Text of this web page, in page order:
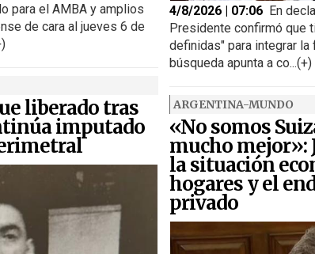
para el AMBA y amplios
de cara al jueves 6 de
liberado tras
imputado
4/8/2026 | 07:06 En
Presidente confirmó que
definidas" para integrar
búsqueda apunta a co...(+)
ARGENTINA-MUNDO
«No somos
mucho mejor»:
la situación
hogares y el
privado